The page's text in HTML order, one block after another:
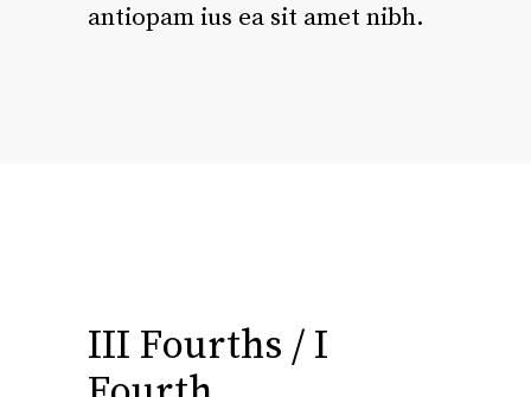
antiopam ius ea sit amet nibh.
III Fourths / I